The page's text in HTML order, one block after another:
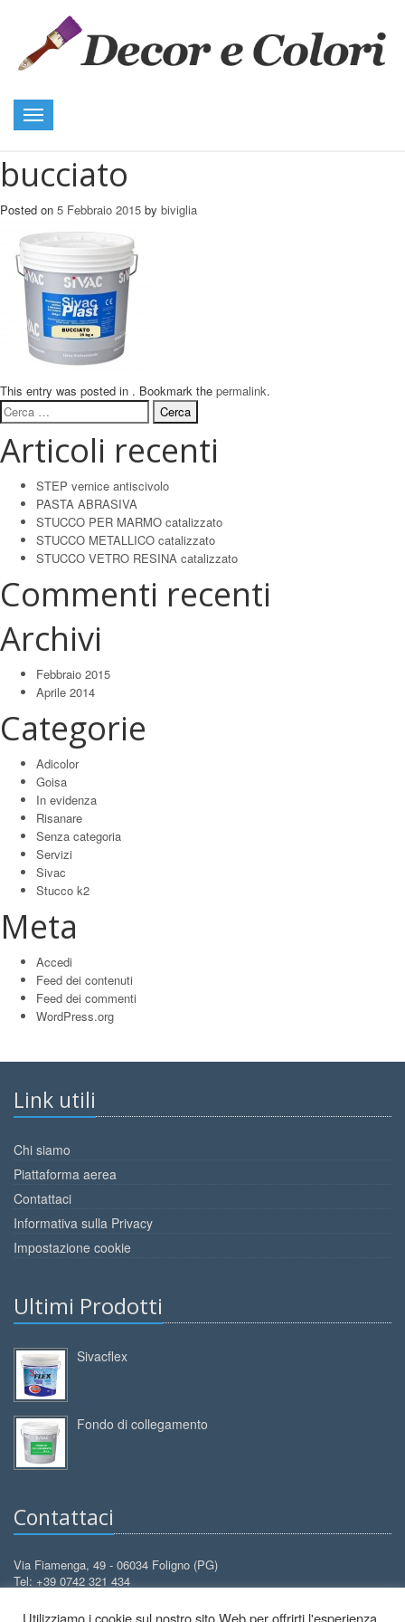
Toggle
navigation
bucciato
Posted on 5 Febbraio 2015 by biviglia
This entry was posted in . Bookmark the permalink.
Ricerca
per:
Articoli recenti
STEP vernice antiscivolo
PASTA ABRASIVA
STUCCO PER MARMO catalizzato
STUCCO METALLICO catalizzato
STUCCO VETRO RESINA catalizzato
Commenti recenti
Archivi
Febbraio 2015
Aprile 2014
Categorie
Adicolor
Goisa
In evidenza
Risanare
Senza categoria
Servizi
Sivac
Stucco k2
Meta
Accedi
Feed dei contenuti
Feed dei commenti
WordPress.org
Link utili
Chi siamo
Piattaforma aerea
Contattaci
Informativa sulla Privacy
Impostazione cookie
Ultimi Prodotti
Sivacflex
Fondo di collegamento
Contattaci
Via Fiamenga, 49 - 06034 Foligno (PG)
Tel: +39 0742 321 434
Utilizziamo i cookie sul nostro sito Web per offrirti l'esperienza